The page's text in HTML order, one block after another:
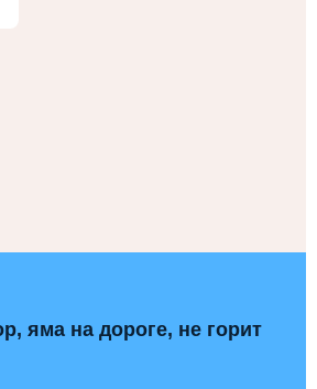
яма на дороге, не горит